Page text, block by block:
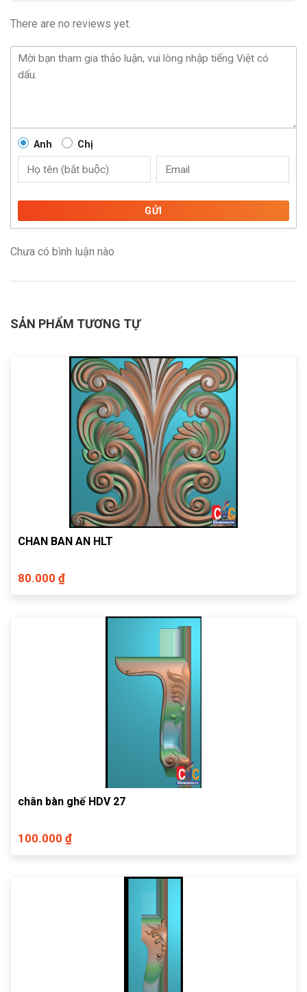
There are no reviews yet.
Anh Chị
GỬI
Chưa có bình luận nào
SẢN PHẨM TƯƠNG TỰ
CHAN BAN AN HLT
80.000 ₫
chân bàn ghế HDV 27
100.000 ₫